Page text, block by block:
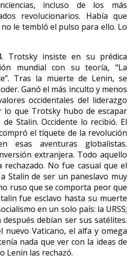
incluso de los más
revolucionarios. Había que
le tembló el pulso para ello. Lo
Trotsky insiste en su prédica
mundial con su teoría, “La
Tras la muerte de Lenin, se
Ganó el más inculto y menos
occidentales del liderazgo
lo que Trotsky hubo de escapar
Stalin. Occidente lo recibió. El
el tiquete de la revolución
esas aventuras globalistas.
extranjera. Todo aquello
No fue casual que el
Stalin de ser un paneslavo muy
ruso que se comporta peor que
fue esclavo hasta su muerte
en un solo país: la URSS;
debían ser sus satélites.
nuevo Vaticano, el alfa y omega
nada que ver con la ideas de
Lenin las rechazó.